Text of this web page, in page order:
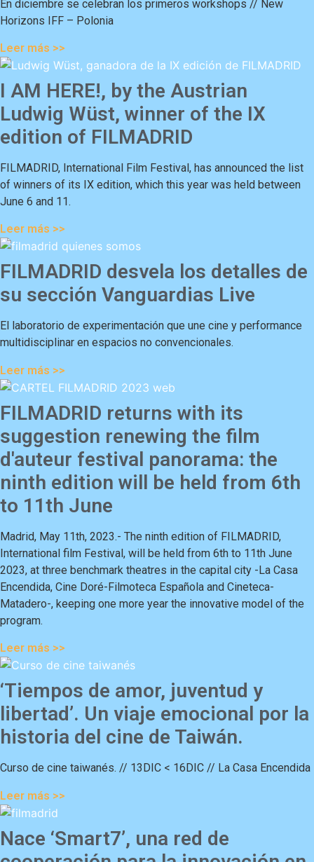
En diciembre se celebran los primeros workshops // New
Horizons IFF – Polonia
Leer más >>
I AM HERE!, by the Austrian
Ludwig Wüst, winner of the IX
edition of FILMADRID
FILMADRID, International Film Festival, has announced the list
of winners of its IX edition, which this year was held between
June 6 and 11.
Leer más >>
FILMADRID desvela los detalles de
su sección Vanguardias Live
El laboratorio de experimentación que une cine y performance
multidisciplinar en espacios no convencionales.
Leer más >>
FILMADRID returns with its
suggestion renewing the film
d'auteur festival panorama: the
ninth edition will be held from 6th
to 11th June
Madrid, May 11th, 2023.- The ninth edition of FILMADRID,
International film Festival, will be held from 6th to 11th June
2023, at three benchmark theatres in the capital city -La Casa
Encendida, Cine Doré-Filmoteca Española and Cineteca-
Matadero-, keeping one more year the innovative model of the
program.
Leer más >>
‘Tiempos de amor, juventud y
libertad’. Un viaje emocional por la
historia del cine de Taiwán.
Curso de cine taiwanés. // 13DIC < 16DIC // La Casa Encendida
Leer más >>
Nace ‘Smart7’, una red de